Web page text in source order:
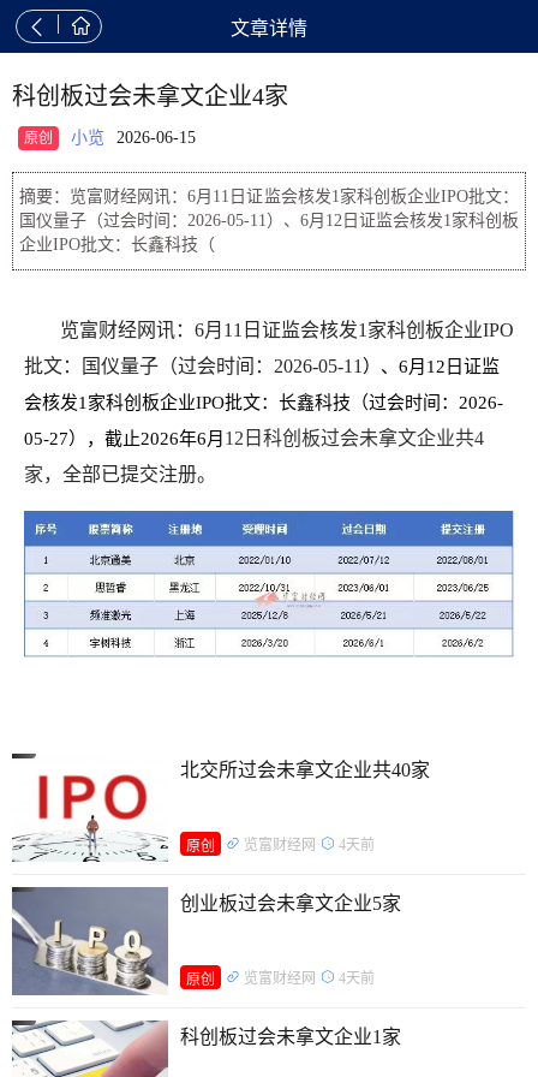
  文章详情
科创板过会未拿文企业4家
原创 小览 2026-06-15
摘要：览富财经网讯：6月11日证监会核发1家科创板企业IPO批文：
国仪量子（过会时间：2026-05-11）、6月12日证监会核发1家科创板
企业IPO批文：长鑫科技（
览富财经网讯：6月11日证监会核发1家科创板企业IPO
批文：国仪量子（过会时间：2026-05-11 ）、6月12日证监
会核发1家科创板企业IPO批文：长鑫科技（过会时间：2026-
05-27），截止2026年6月 12日科创板过会未拿文企业共4
家， 全部已提交注册。
北交所过会未拿文企业共40家
原创 览富财经网 4天前
创业板过会未拿文企业5家
原创 览富财经网 4天前
科创板过会未拿文企业1家